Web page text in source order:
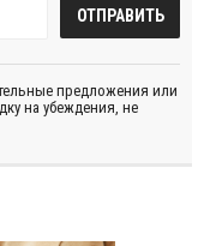
предложения или
на убеждения, не